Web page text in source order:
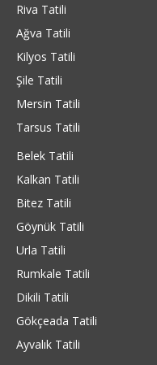
Riva Tatili
Ağva Tatili
Kilyos Tatili
Şile Tatili
Mersin Tatili
Tarsus Tatili
Belek Tatili
Kalkan Tatili
Bitez Tatili
Göynük Tatili
Urla Tatili
Rumkale Tatili
Dikili Tatili
Gökçeada Tatili
Ayvalık Tatili